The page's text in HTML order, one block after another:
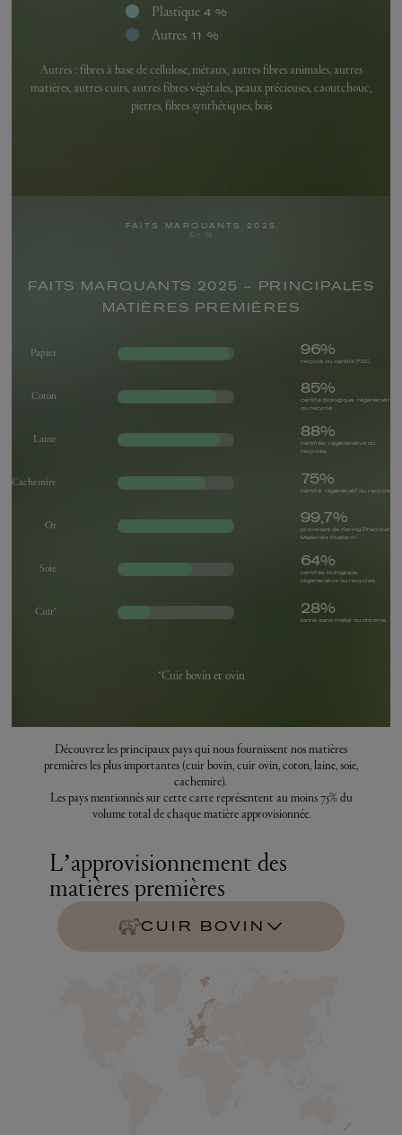
Plastique 4 %
Autres 11 %
Autres : fibres à base de cellulose, métaux, autres fibres animales, autres
matières, autres cuirs, autres fibres végétales, peaux précieuses, caoutchouc,
pierres, fibres synthétiques, bois
FAITS MARQUANTS 2025
En %
FAITS MARQUANTS 2025 – PRINCIPALES
MATIÈRES PREMIÈRES
Papier 96%
recyclé ou certifié FSC
Coton 85%
certifié biologique, régénératif
ou recyclé
Laine 88%
certifiée, régénérative ou
recyclée
Cachemire 75%
certifié, régénératif ou recyclé
Or 99,7%
provenant de Kering Precious
Materials Platform
Soie 64%
certifiée biologique,
régénérative ou recyclée
Cuir* 28%
tanné sans métal ou chrome
*Cuir bovin et ovin
Découvrez les principaux pays qui nous fournissent nos matières
premières les plus importantes (cuir bovin, cuir ovin, coton, laine, soie,
cachemire).
Les pays mentionnés sur cette carte représentent au moins 75% du
volume total de chaque matière approvisionnée.
L’approvisionnement des
matières premières
CUIR BOVIN